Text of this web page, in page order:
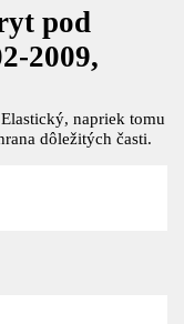
pod
2009,
napriek tomu
dôležitých časti.